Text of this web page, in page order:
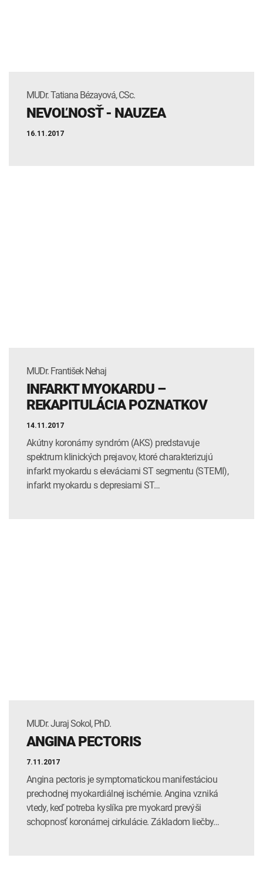
MUDr. Tatiana Bézayová, CSc.
NEVOĽNOSŤ - NAUZEA
16.11.2017
MUDr. František Nehaj
INFARKT MYOKARDU –
REKAPITULÁCIA POZNATKOV
14.11.2017
Akútny koronárny syndróm (AKS) predstavuje
spektrum klinických prejavov, ktoré charakterizujú
infarkt myokardu s eleváciami ST segmentu (STEMI),
infarkt myokardu s depresiami ST…
MUDr. Juraj Sokol, PhD.
ANGINA PECTORIS
7.11.2017
Angina pectoris je symptomatickou manifestáciou
prechodnej myokardiálnej ischémie. Angina vzniká
vtedy, keď potreba kyslíka pre myokard prevýši
schopnosť koronárnej cirkulácie. Základom liečby…